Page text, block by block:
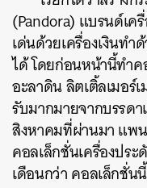
(Pandora) แบรนด์เ
เด่นด้วยเครื่องเงินท
ได้ โดยก่อนหน้านี้ทำ
อะลาดิน ลิตเติ้ลเมอร์
รับมากมายจากบรรด
สิงหาคมที่ผ่านมา แพ
คอลเล็กชั่นเครื่องปร
เดือนกว่า คอลเล็กชั่